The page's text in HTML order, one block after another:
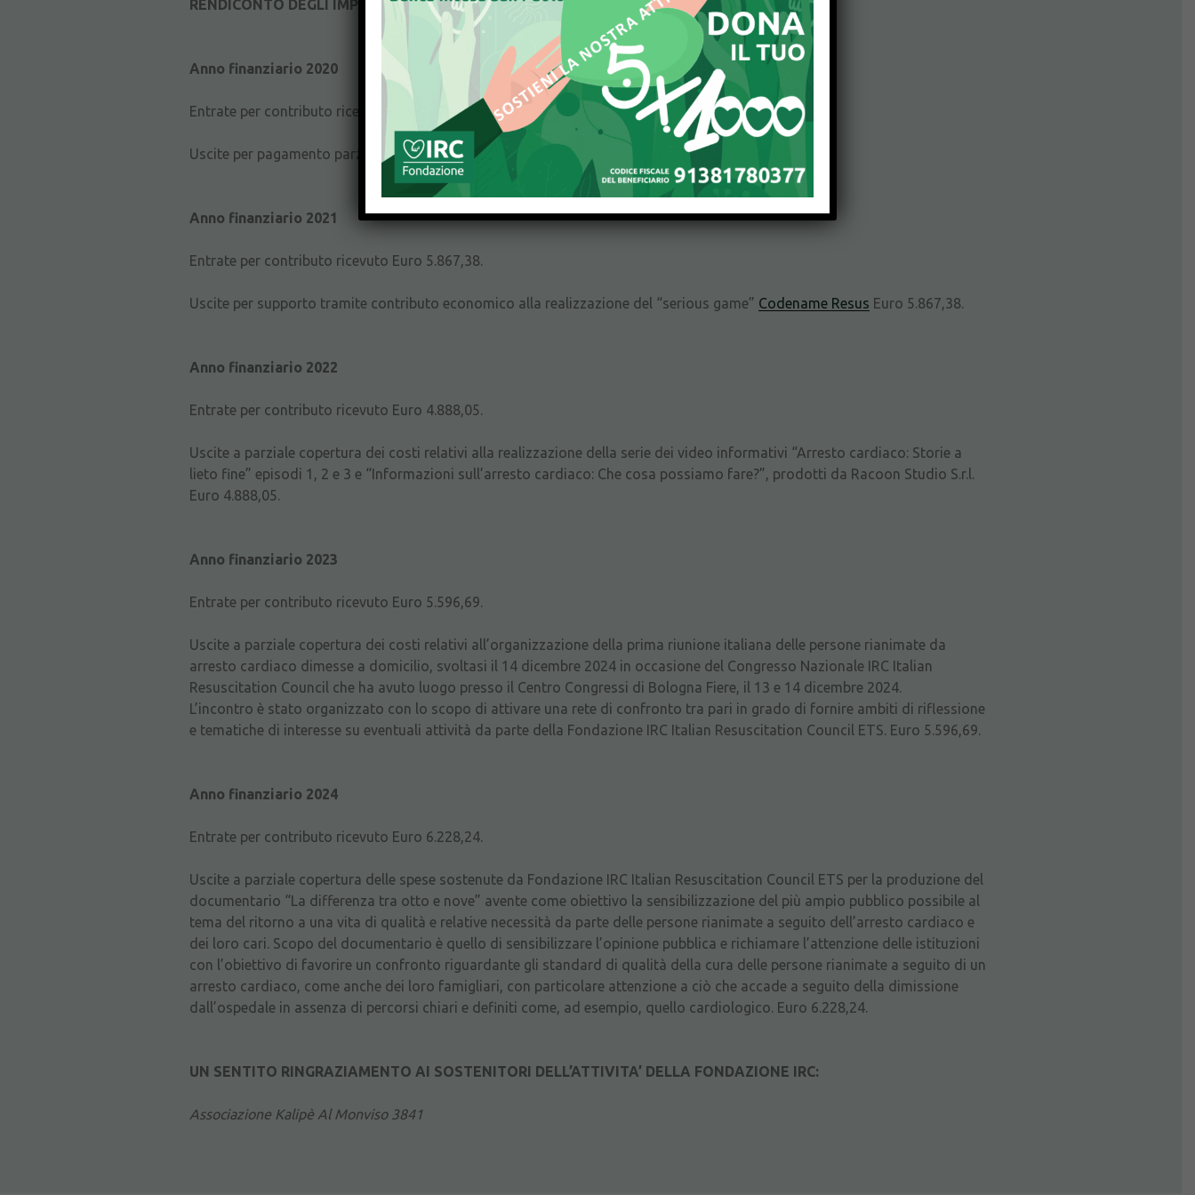
RENDICONTO DEGLI IMPORTI DEL “5 PER MILLE DELL’IRPEF” RECEPITI:
Anno finanziario 2020
Entrate per contributo ricevuto Euro 5.613,26.
Uscite per pagamento parziale dei costi di servizi di segreteria Euro 5.613,26.
Anno finanziario 2021
Entrate per contributo ricevuto Euro 5.867,38.
Uscite per supporto tramite contributo economico alla realizzazione del “serious game” Codename Resus Euro 5.867,38.
Anno finanziario 2022
Entrate per contributo ricevuto Euro 4.888,05.
Uscite a parziale copertura dei costi relativi alla realizzazione della serie dei video informativi “Arresto cardiaco: Storie a
lieto fine” episodi 1, 2 e 3 e “Informazioni sull’arresto cardiaco: Che cosa possiamo fare?”, prodotti da Racoon Studio S.r.l.
Euro 4.888,05.
Anno finanziario 2023
Entrate per contributo ricevuto Euro 5.596,69.
Uscite a parziale copertura dei costi relativi all’organizzazione della prima riunione italiana delle persone rianimate da
arresto cardiaco dimesse a domicilio, svoltasi il 14 dicembre 2024 in occasione del Congresso Nazionale IRC Italian
Resuscitation Council che ha avuto luogo presso il Centro Congressi di Bologna Fiere, il 13 e 14 dicembre 2024.
L’incontro è stato organizzato con lo scopo di attivare una rete di confronto tra pari in grado di fornire ambiti di riflessione
e tematiche di interesse su eventuali attività da parte della Fondazione IRC Italian Resuscitation Council ETS. Euro 5.596,69.
Anno finanziario 2024
Entrate per contributo ricevuto Euro 6.228,24.
Uscite a parziale copertura delle spese sostenute da Fondazione IRC Italian Resuscitation Council ETS per la produzione del
documentario “La differenza tra otto e nove” avente come obiettivo la sensibilizzazione del più ampio pubblico possibile al
tema del ritorno a una vita di qualità e relative necessità da parte delle persone rianimate a seguito dell’arresto cardiaco e
dei loro cari. Scopo del documentario è quello di sensibilizzare l’opinione pubblica e richiamare l’attenzione delle istituzioni
con l’obiettivo di favorire un confronto riguardante gli standard di qualità della cura delle persone rianimate a seguito di un
arresto cardiaco, come anche dei loro famigliari, con particolare attenzione a ciò che accade a seguito della dimissione
dall’ospedale in assenza di percorsi chiari e definiti come, ad esempio, quello cardiologico. Euro 6.228,24.
UN SENTITO RINGRAZIAMENTO AI SOSTENITORI DELL’ATTIVITA’ DELLA FONDAZIONE IRC:
Associazione Kalipè Al Monviso 3841